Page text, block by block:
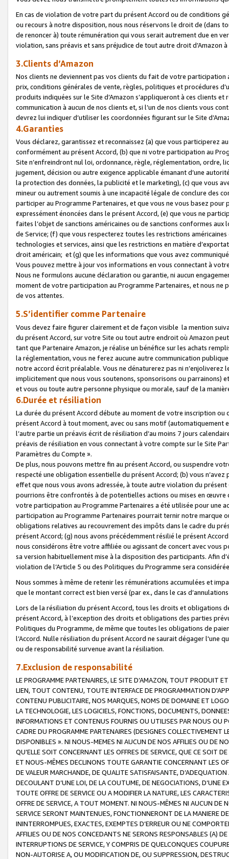
En cas de violation de votre part du présent Accord ou de conditions
ou recours à notre disposition, nous nous réservons le droit de (dans
de renoncer à) toute rémunération qui vous serait autrement due en
violation, sans préavis et sans préjudice de tout autre droit
3.Clients d’Amazon
Nos clients ne deviennent pas vos clients du fait de votre
prix, conditions générales de vente, règles, politiques et procédures
produits indiquées sur le Site d’Amazon s’appliqueront à ces clients
communication à aucun de nos clients et, si l’un de nos clients vous
devrez lui indiquer d’utiliser les coordonnées figurant sur le Site
4.Garanties
Vous déclarez, garantissez et reconnaissez (a) que vous participerez
conformément au présent Accord, (b) que ni votre participation au
Site n’enfreindront nul loi, ordonnance, règle, réglementation, ordre,
jugement, décision ou autre exigence applicable émanant d’une
la protection des données, la publicité et le marketing), (c) que vous
mineur ou autrement soumis à une incapacité légale de conclure des
participer au Programme Partenaires, et que vous ne vous basez
expressément énoncées dans le présent Accord, (e) que vous ne
faites l’objet de sanctions américaines ou de sanctions conformes
de Service; (f) que vous respecterez toutes les restrictions
technologies et services, ainsi que les restrictions en matière
droit américain; et (g) que les informations que vous avez
Vous pouvez mettre à jour vos informations en vous connectant à
Nous ne formulons aucune déclaration ou garantie, ni aucun
moment de votre participation au Programme Partenaires, et nous
de vos attentes.
5.S’identifier comme Partenaire
Vous devez faire figurer clairement et de façon visible la mention
du présent Accord, sur votre Site ou tout autre endroit où Amazon
tant que Partenaire Amazon, je réalise un bénéfice sur les achats
la réglementation, vous ne ferez aucune autre communication
notre accord écrit préalable. Vous ne dénaturerez pas ni
implicitement que nous vous soutenons, sponsorisons ou parrainons)
et vous ou toute autre personne physique ou morale, sauf de la
6.Durée et résiliation
La durée du présent Accord débute au moment de votre inscription
présent Accord à tout moment, avec ou sans motif (automatiquement
l’autre partie un préavis écrit de résiliation d’au moins 7 jours
préavis de résiliation en vous connectant à votre compte sur le Site
Paramètres du Compte ».
De plus, nous pouvons mettre fin au présent Accord, ou suspendre
respecté une obligation essentielle du présent Accord; (b) vous
effet que nous vous avons adressée, à toute autre violation du
pourrions être confrontés à de potentielles actions ou mises en
votre participation au Programme Partenaires a été utilisée pour une
participation au Programme Partenaires pourrait ternir notre marque
obligations relatives au recouvrement des impôts dans le cadre du
présent Accord; (g) nous avons précédemment résilié le présent
nous considérons être votre affiliée ou agissant de concert avec vous
sa version habituellement mise à la disposition des participants. Afin
violation de l’Article 5 ou des Politiques du Programme sera
Nous sommes à même de retenir les rémunérations accumulées et
que le montant correct est bien versé (par ex., dans le cas
Lors de la résiliation du présent Accord, tous les droits et obligations
présent Accord, à l’exception des droits et obligations des parties
Politiques du Programme, de même que toutes les obligations de
l’Accord. Nulle résiliation du présent Accord ne saurait dégager l'une
ou de responsabilité survenue avant la résiliation.
7.Exclusion de responsabilité
LE PROGRAMME PARTENAIRES, LE SITE D’AMAZON, TOUT PRODUIT
LIEN, TOUT CONTENU, TOUTE INTERFACE DE PROGRAMMATION
CONTENU PUBLICITAIRE, NOS MARQUES, NOMS DE DOMAINE ET
LA TECHNOLOGIE, LES LOGICIELS, FONCTIONS, DOCUMENTS,
INFORMATIONS ET CONTENUS FOURNIS OU UTILISES PAR NOUS OU
CADRE DU PROGRAMME PARTENAIRES (DESIGNES COLLECTIVEMENT
DISPONIBLES ». NI NOUS-MEMES NI AUCUN DE NOS AFFILIES OU DE
QU’ELLE SOIT CONCERNANT LES OFFRES DE SERVICE, QUE CE SOIT
ET NOUS-MÊMES DECLINONS TOUTE GARANTIE CONCERNANT LES
DE VALEUR MARCHANDE, DE QUALITE SATISFAISANTE,
DECOULANT D’UNE LOI, DE LA COUTUME, DE NEGOCIATIONS, D’UNE
TOUTE OFFRE DE SERVICE OU A MODIFIER LA NATURE, LES
OFFRE DE SERVICE, A TOUT MOMENT. NI NOUS-MÊMES NI AUCUN DE
SERVICE SERONT MAINTENUES, FONCTIONNERONT DE LA MANIERE
ININTERROMPUES, EXACTES, EXEMPTES D’ERREUR OU NE
AFFILIES OU DE NOS CONCEDANTS NE SERONS RESPONSABLES (A)
INTERRUPTIONS DE SERVICE, Y COMPRIS DE QUELCONQUES
NON-AUTORISE A, OU MODIFICATION DE, OU SUPPRESSION,